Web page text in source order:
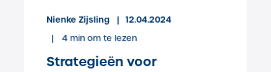
Nienke Zijsling
12.04.2024
4 min om te lezen
Strategieën voor